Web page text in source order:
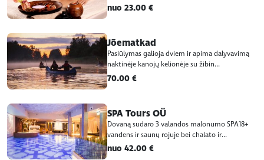
nuo 23.00 €
Jõematkad
Pasiūlymas galioja dviem ir apima dalyvavimą
naktinėje kanojų kelionėje su žibin...
70.00 €
SPA Tours OÜ
Dovaną sudaro 3 valandos malonumo SPA18+
vandens ir saunų rojuje bei chalato ir...
nuo 42.00 €